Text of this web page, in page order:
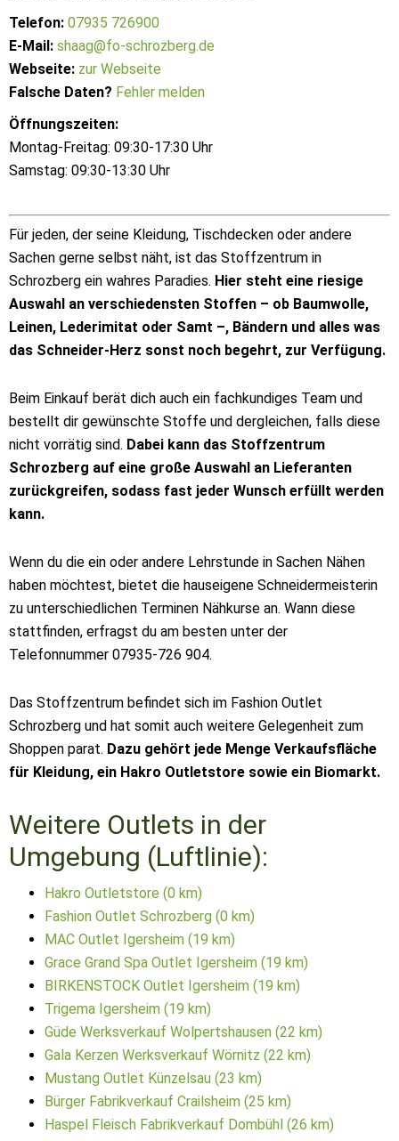
Telefon: 07935 726900
E-Mail: shaag@fo-schrozberg.de
Webseite: zur Webseite
Falsche Daten? Fehler melden
Öffnungszeiten:
Montag-Freitag: 09:30-17:30 Uhr
Samstag: 09:30-13:30 Uhr
Für jeden, der seine Kleidung, Tischdecken oder andere
Sachen gerne selbst näht, ist das Stoffzentrum in
Schrozberg ein wahres Paradies. Hier steht eine riesige
Auswahl an verschiedensten Stoffen – ob Baumwolle,
Leinen, Lederimitat oder Samt –, Bändern und alles was
das Schneider-Herz sonst noch begehrt, zur Verfügung.
Beim Einkauf berät dich auch ein fachkundiges Team und
bestellt dir gewünschte Stoffe und dergleichen, falls diese
nicht vorrätig sind. Dabei kann das Stoffzentrum
Schrozberg auf eine große Auswahl an Lieferanten
zurückgreifen, sodass fast jeder Wunsch erfüllt werden
kann.
Wenn du die ein oder andere Lehrstunde in Sachen Nähen
haben möchtest, bietet die hauseigene Schneidermeisterin
zu unterschiedlichen Terminen Nähkurse an. Wann diese
stattfinden, erfragst du am besten unter der
Telefonnummer 07935-726 904.
Das Stoffzentrum befindet sich im Fashion Outlet
Schrozberg und hat somit auch weitere Gelegenheit zum
Shoppen parat. Dazu gehört jede Menge Verkaufsfläche
für Kleidung, ein Hakro Outletstore sowie ein Biomarkt.
Weitere Outlets in der
Umgebung (Luftlinie):
Hakro Outletstore (0 km)
Fashion Outlet Schrozberg (0 km)
MAC Outlet Igersheim (19 km)
Grace Grand Spa Outlet Igersheim (19 km)
BIRKENSTOCK Outlet Igersheim (19 km)
Trigema Igersheim (19 km)
Güde Werksverkauf Wolpertshausen (22 km)
Gala Kerzen Werksverkauf Wörnitz (22 km)
Mustang Outlet Künzelsau (23 km)
Bürger Fabrikverkauf Crailsheim (25 km)
Haspel Fleisch Fabrikverkauf Dombühl (26 km)